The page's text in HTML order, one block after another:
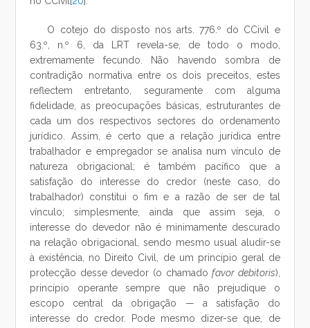
O cotejo do disposto nos arts. 776.º do CCivil e
63.º, n.º 6, da LRT revela-se, de todo o modo,
extremamente fecundo. Não havendo sombra de
contradição normativa entre os dois preceitos, estes
reflectem entretanto, seguramente com alguma
fidelidade, as preocupações básicas, estruturantes de
cada um dos respectivos sectores do ordenamento
jurídico. Assim, é certo que a relação jurídica entre
trabalhador e empregador se analisa num vínculo de
natureza obrigacional; é também pacífico que a
satisfação do interesse do credor (neste caso, do
trabalhador) constitui o fim e a razão de ser de tal
vínculo; simplesmente, ainda que assim seja, o
interesse do devedor não é minimamente descurado
na relação obrigacional, sendo mesmo usual aludir-se
à existência, no Direito Civil, de um princípio geral de
protecção desse devedor (o chamadofavor debitoris),
princípio operante sempre que não prejudique o
escopo central da obrigação — a satisfação do
interesse do credor. Pode mesmo dizer-se que, de